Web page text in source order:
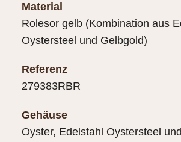
Material
Rolesor gelb (Kombination aus
Oystersteel und Gelbgold)
Referenz
279383RBR
Gehäuse
Oyster, Edelstahl Oystersteel